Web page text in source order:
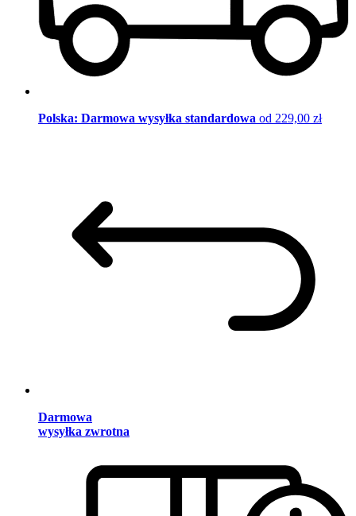
Polska: Darmowa wysyłka standardowa od 229,00 zł
Darmowa
wysyłka zwrotna